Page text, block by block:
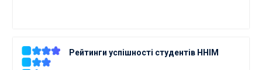
Рейтинги успішності студентів ННІМ